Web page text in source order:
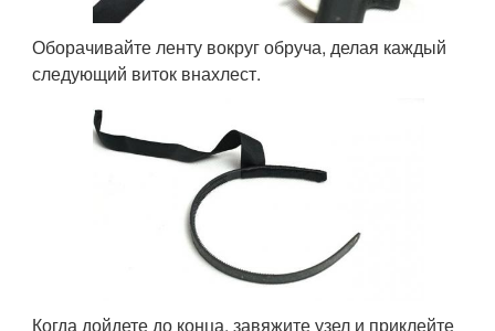
Оборачивайте ленту вокруг обруча, делая каждый
следующий виток внахлест.
Когда дойдете до конца, завяжите узел и приклейте